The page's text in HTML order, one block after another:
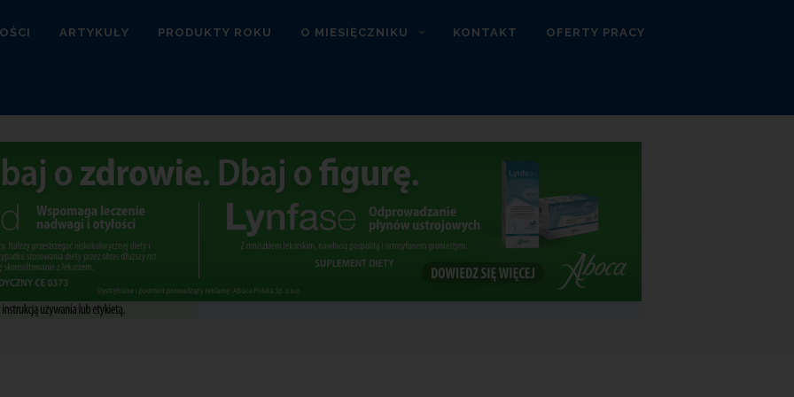
ARTYKUŁY PRODUKTY ROKU O MIESIĘCZNIKU KONTAKT OFERTY PRACY